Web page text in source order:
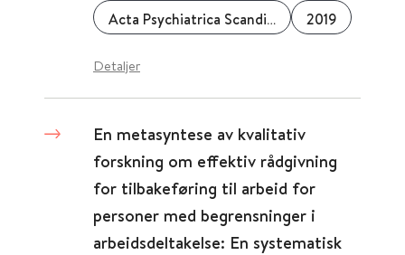
Acta Psychiatrica Scandinavica 2019
Detaljer
En metasyntese av kvalitativ
forskning om effektiv rådgivning
for tilbakeføring til arbeid for
personer med begrensninger i
arbeidsdeltakelse: En systematisk